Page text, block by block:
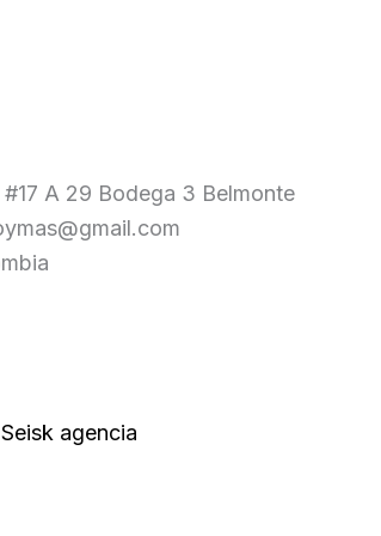
#17 A 29 Bodega 3 Belmonte
Seisk agencia